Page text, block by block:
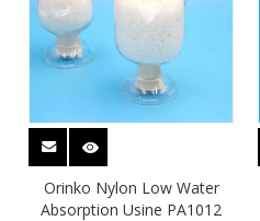
Orinko Nylon Low Water
Absorption Usine PA1012